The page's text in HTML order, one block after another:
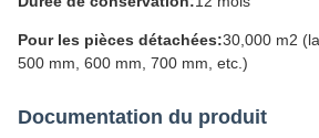
Pour les pièces détachées:30,000 m2
500 mm, 600 mm, 700 mm, etc.)
Documentation du produit